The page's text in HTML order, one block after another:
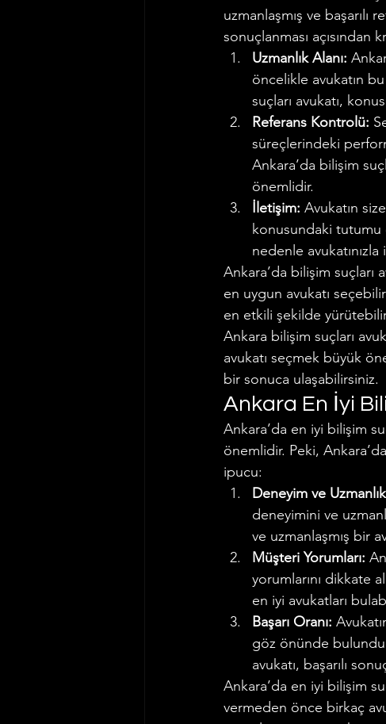
uzmanlaşmış ve başarılı
sonuçlanması açısından
Uzmanlık Alanı:
öncelikle avukatın
suçları avukatı,
Referans Kontrolü:
süreçlerindeki
Ankara’da bilişim
önemlidir.
İletişim: Avukatın
konusundaki tutumu
nedenle
Ankara’da bilişim suçları
en uygun avukatı
en etkili şekilde
Ankara bilişim suçları
avukatı seçmek büyük
bir sonuca ulaşabilirsiniz.
Ankara En İyi
Ankara’da en iyi bilişim
önemlidir. Peki,
ipucu:
Deneyim ve
deneyimini ve
ve uzmanlaşmış bir
Müşteri Yorumları:
yorumlarını dikkate
en iyi avukatları
Başarı Oranı:
göz önünde
avukatı, başarılı
Ankara’da en iyi bilişim
vermeden önce birkaç